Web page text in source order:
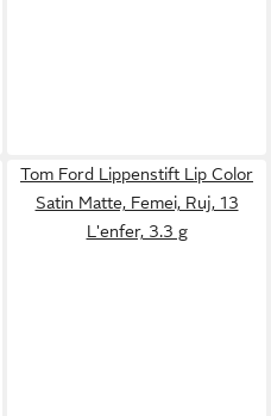
Tom Ford Lippenstift Lip Color
Satin Matte, Femei, Ruj, 13
L'enfer, 3.3 g